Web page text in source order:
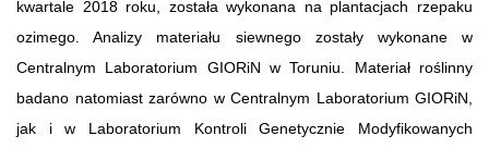
kwartale 2018 roku, została wykonana na plantacjach rzepaku
ozimego. Analizy materiału siewnego zostały wykonane w
Centralnym Laboratorium GIORiN w Toruniu. Materiał roślinny
badano natomiast zarówno w Centralnym Laboratorium GIORiN,
jak i w Laboratorium Kontroli Genetycznie Modyfikowanych